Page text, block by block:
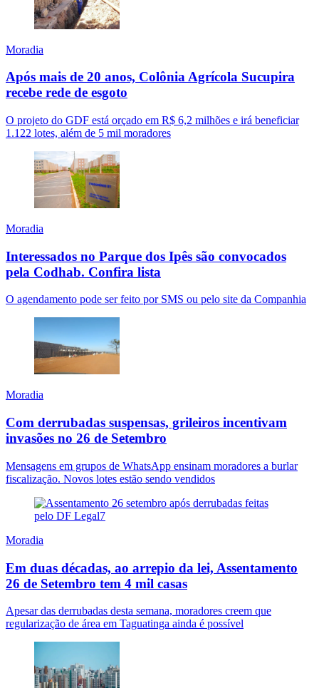
Moradia
Após mais de 20 anos, Colônia Agrícola Sucupira
recebe rede de esgoto
O projeto do GDF está orçado em R$ 6,2 milhões e irá beneficiar
1.122 lotes, além de 5 mil moradores
Moradia
Interessados no Parque dos Ipês são convocados
pela Codhab. Confira lista
O agendamento pode ser feito por SMS ou pelo site da Companhia
Moradia
Com derrubadas suspensas, grileiros incentivam
invasões no 26 de Setembro
Mensagens em grupos de WhatsApp ensinam moradores a burlar
fiscalização. Novos lotes estão sendo vendidos
Moradia
Em duas décadas, ao arrepio da lei, Assentamento
26 de Setembro tem 4 mil casas
Apesar das derrubadas desta semana, moradores creem que
regularização de área em Taguatinga ainda é possível